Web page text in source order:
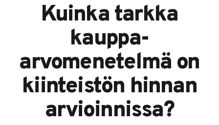
Kuinka tarkka
kauppa-
arvomenetelmä on
kiinteistön hinnan
arvioinnissa?